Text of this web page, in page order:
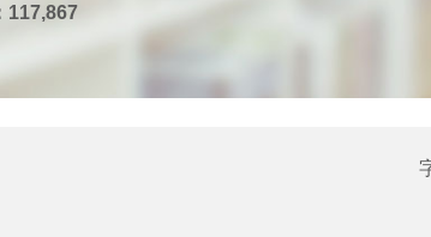
117,867